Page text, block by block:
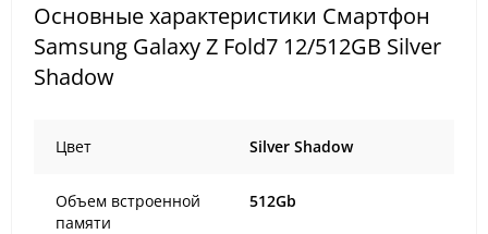
Основные характеристики Смартфон
Samsung Galaxy Z Fold7 12/512GB Silver
Shadow
Цвет Silver Shadow
Объем встроенной
памяти
512Gb